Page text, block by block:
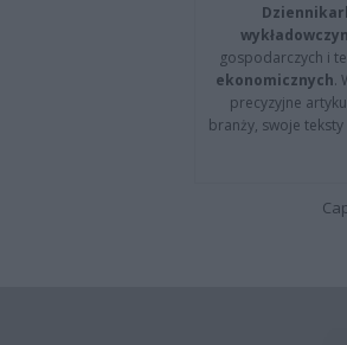
gospodarczych i
ekonomicznych.
precyzyjne
branży, swoje